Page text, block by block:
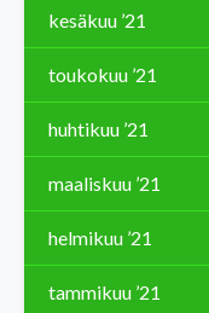
kesäkuu ’21
toukokuu ’21
huhtikuu ’21
maaliskuu ’21
helmikuu ’21
tammikuu ’21